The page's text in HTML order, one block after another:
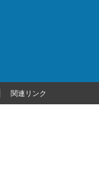
関連リンク